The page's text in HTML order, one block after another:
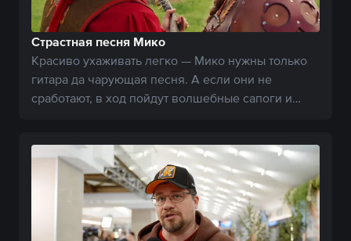
Страстная песня Мико
Красиво ухаживать легко — Мико нужны только
гитара да чарующая песня. А если они не
сработают, в ход пойдут волшебные сапоги и